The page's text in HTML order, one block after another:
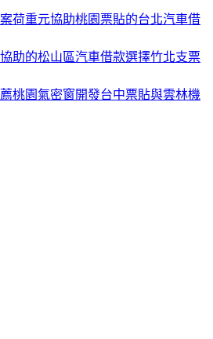
荷重元協助桃園票貼的台北汽車借
助的松山區汽車借款選擇竹北支票
桃園氣密窗開發台中票貼與雲林機